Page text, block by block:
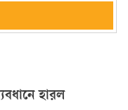
হারল